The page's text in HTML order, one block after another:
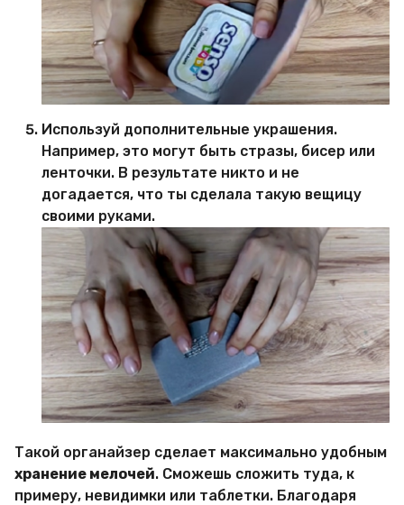
Используй дополнительные украшения.
Например, это могут быть стразы, бисер или
ленточки. В результате никто и не
догадается, что ты сделала такую вещицу
своими руками.
Такой органайзер сделает максимально удобным
хранение мелочей. Сможешь сложить туда, к
примеру, невидимки или таблетки. Благодаря